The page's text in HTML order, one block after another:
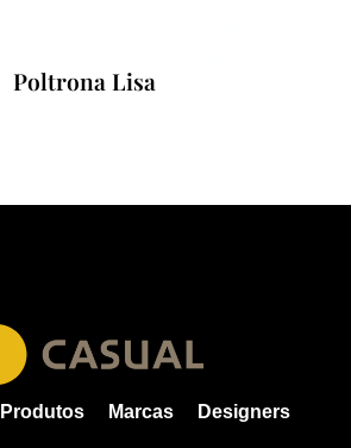
Poltrona Lisa
Produtos Marcas Designers